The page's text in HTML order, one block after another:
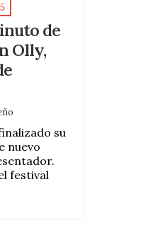
de
Olly,
su
nuevo
festival